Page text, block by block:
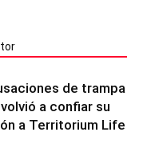
de trampa
a confiar su
a Territorium Life